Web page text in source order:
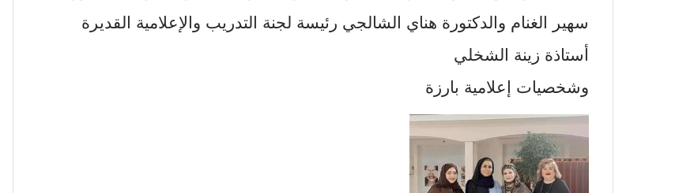
سهير الغنام والدكتورة هناي الشالجي رئيسة لجنة التدريب والإعلامية القديرة
أستاذة زينة الشخلي
وشخصيات إعلامية بارزة